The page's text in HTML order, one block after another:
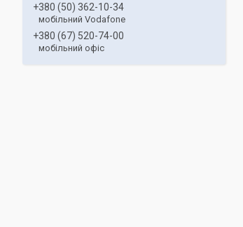
+380 (50) 362-10-34
мобільний Vodafone
+380 (67) 520-74-00
мобільний офіс